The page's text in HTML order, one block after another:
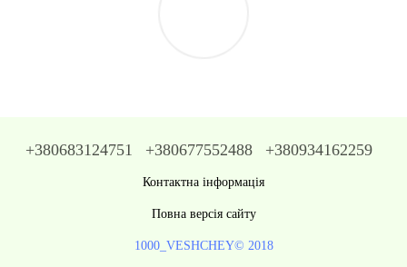
+380683124751 +380677552488 +380934162259
Контактна інформація
Повна версія сайту
1000_VESHCHEY© 2018